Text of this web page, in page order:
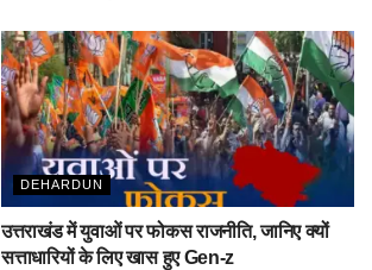
DEHARDUN
उत्तराखंड में युवाओं पर फोकस राजनीति, जानिए क्यों
सत्ताधारियों के लिए खास हुए Gen-z